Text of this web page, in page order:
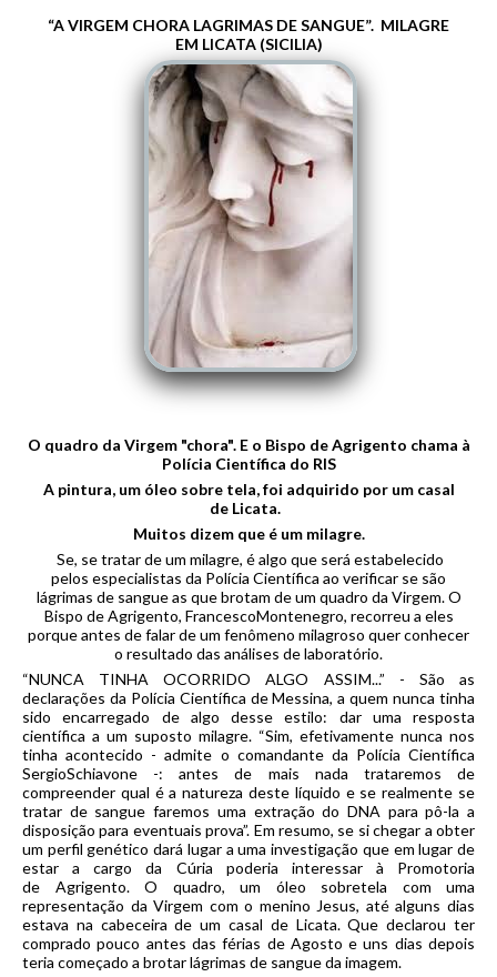
“A VIRGEM CHORA LAGRIMAS DE SANGUE”. MILAGRE
EM LICATA(SICILIA)
O quadro da Virgem "chora". E o Bispo deAgrigento chama à
Polícia Científica do RIS
A pintura, um óleo sobre tela, foi adquirido por um casal
de Licata.
Muitos dizem que é um milagre.
Se, se tratar de um milagre, é algo que será estabelecido
pelos especialistas da Polícia Científica ao verificar se são
lágrimas de sangue as que brotam de um quadro da Virgem. O
Bispo deAgrigento, FrancescoMontenegro, recorreu a eles
porque antes de falar de um fenômeno milagroso quer conhecer
o resultado das análises de laboratório.
“NUNCA TINHA OCORRIDO ALGO ASSIM...” - São as
declarações da Polícia Científica de Messina, a quem nunca tinha
sido encarregado de algo desse estilo: dar uma resposta
científica a um suposto milagre. “Sim, efetivamente nunca nos
tinha acontecido - admite o comandante da Polícia Científica
SergioSchiavone -: antes de mais nada trataremos de
compreender qual é a natureza deste líquido e se realmente se
tratar de sangue faremos uma extração do DNA para pô-la a
disposição para eventuais prova”. Em resumo, se si chegar a obter
um perfil genético dará lugar a uma investigação que em lugar de
estar a cargo da Cúria poderia interessar à Promotoria
de Agrigento. O quadro, um óleo sobretela com uma
representação da Virgem com o menino Jesus, até alguns dias
estava na cabeceira de um casal de Licata. Que declarou ter
comprado pouco antes das férias de Agosto e uns dias depois
teria começado a brotar lágrimas de sangue da imagem.